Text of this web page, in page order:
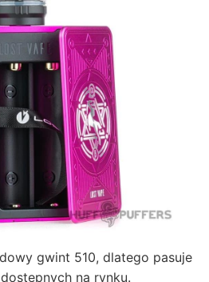
gwint 510, dlatego pasuje
na rynku.